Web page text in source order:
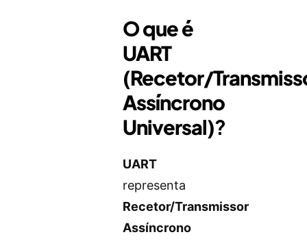
O que é
UART
(Recetor/
Assíncrono
Universal)?
UART
representa
Recetor/Transmissor
Assíncrono